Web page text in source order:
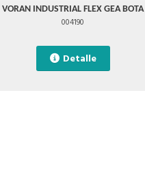
VORAN INDUSTRIAL FLEX GEA BOTA
004190
Detalle